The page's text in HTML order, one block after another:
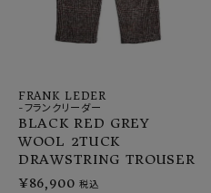
FRANK LEDER
-フランクリーダー
BLACK RED GREY
WOOL 2TUCK
DRAWSTRING TROUSER
¥86,900 税込